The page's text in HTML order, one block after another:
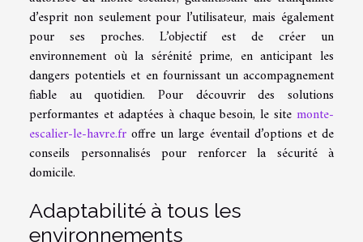
d’esprit non seulement pour l’utilisateur, mais également
pour ses proches. L’objectif est de créer un
environnement où la sérénité prime, en anticipant les
dangers potentiels et en fournissant un accompagnement
fiable au quotidien. Pour découvrir des solutions
performantes et adaptées à chaque besoin, le site monte-
escalier-le-havre.fr offre un large éventail d’options et de
conseils personnalisés pour renforcer la sécurité à
domicile.
Adaptabilité à tous les
environnements